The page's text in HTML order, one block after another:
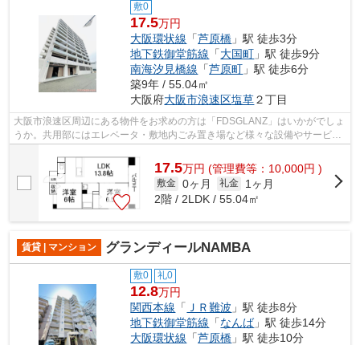
敷0
17.5万円
大阪環状線 「芦原橋 」駅 徒歩3分
地下鉄御堂筋線 「大国町 」駅 徒歩9分
南海汐見橋線 「芦原町 」駅 徒歩6分
築9年 / 55.04㎡
大阪府大阪市浪速区塩草２丁目
大阪市浪速区周辺にある物件をお求めの方は「FDSGLANZ」はいかがでしょ
うか。共用部にはエレベータ・敷地内ごみ置き場など様々な設備やサービス
17.5万円 (管理費等：10,000円 )
敷金 0ヶ月 礼金
1ヶ月
2階 / 2LDK / 55.04㎡
賃貸 | マンション グランディールNAMBA
敷0 礼0
12.8万円
関西本線 「 ＪＲ難波 」駅 徒歩8分
地下鉄御堂筋線 「なんば」駅 徒歩14分
大阪環状線 「芦原橋 」駅 徒歩10分